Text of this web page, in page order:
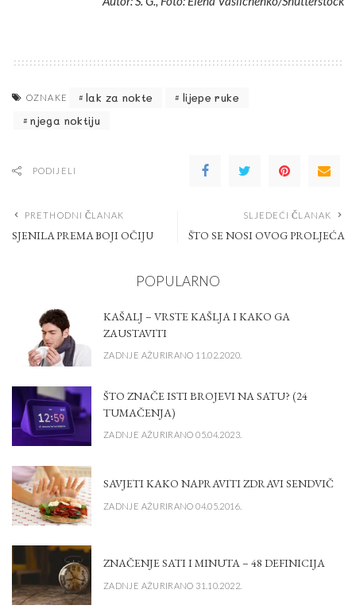
OZNAKE lak za nokte
lijepe ruke
njega noktiju
PODIJELI
PRETHODNI ČLANAK
SJENILA PREMA BOJI OČIJU
SLJEDEĆI ČLANAK
ŠTO SE NOSI OVOG PROLJEĆA
POPULARNO
KAŠALJ – VRSTE KAŠLJA I KAKO GA
ZAUSTAVITI
ZADNJE AŽURIRANO 11.02.2020.
ŠTO ZNAČE ISTI BROJEVI NA SATU? (24
TUMAČENJA)
ZADNJE AŽURIRANO 05.04.2023.
SAVJETI KAKO NAPRAVITI ZDRAVI SENDVIČ
ZADNJE AŽURIRANO 04.05.2016.
ZNAČENJE SATI I MINUTA – 48 DEFINICIJA
ZADNJE AŽURIRANO 31.10.2022.